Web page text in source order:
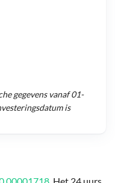
gegevens vanaf01-
is